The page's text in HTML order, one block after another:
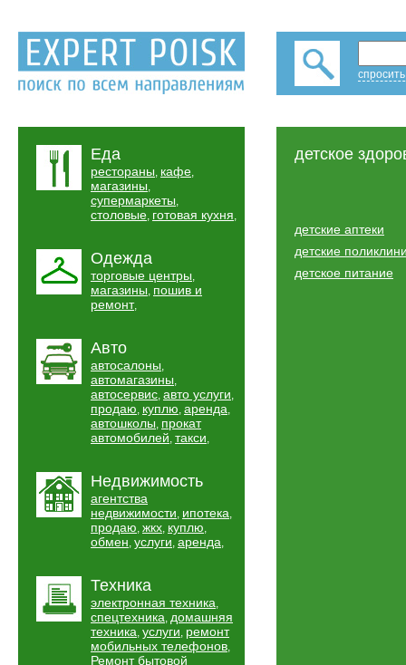
Еда
рестораны, кафе,
магазины,
супермаркеты,
столовые, готовая кухня,
Одежда
торговые центры,
магазины, пошив и
ремонт,
Авто
автосалоны,
автомагазины,
автосервис, авто услуги,
продаю, куплю, аренда,
автошколы, прокат
автомобилей, такси,
Недвижимость
агентства
недвижимости, ипотека,
продаю, жкх, куплю,
обмен, услуги, аренда,
Техника
электронная техника,
спецтехника, домашняя
техника, услуги, ремонт
мобильных телефонов,
Ремонт бытовой
детское
детские аптеки
детские
детское питание